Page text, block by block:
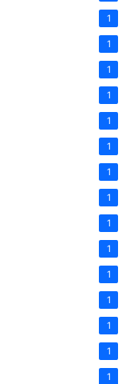
1
1
1
1
1
1
1
1
1
1
1
1
1
1
1